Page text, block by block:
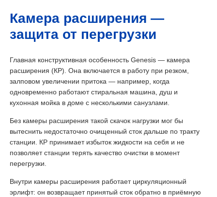
Камера расширения —
защита от перегрузки
Главная конструктивная особенность Genesis — камера
расширения (КР). Она включается в работу при резком,
залповом увеличении притока — например, когда
одновременно работают стиральная машина, душ и
кухонная мойка в доме с несколькими санузлами.
Без камеры расширения такой скачок нагрузки мог бы
вытеснить недостаточно очищенный сток дальше по тракту
станции. КР принимает избыток жидкости на себя и не
позволяет станции терять качество очистки в момент
перегрузки.
Внутри камеры расширения работает циркуляционный
эрлифт: он возвращает принятый сток обратно в приёмную